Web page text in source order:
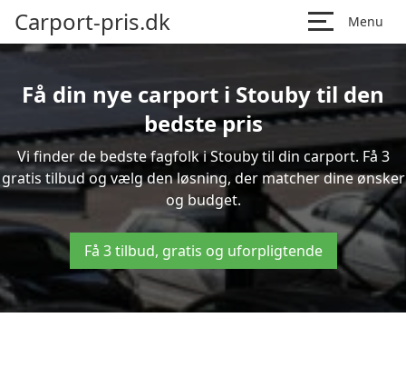
Carport-pris.dk Menu
Få din nye carport i Stouby til den
bedste pris
Vi finder de bedste fagfolk i Stouby til din carport. Få 3
gratis tilbud og vælg den løsning, der matcher dine ønsker
og budget.
Få 3 tilbud, gratis og uforpligtende